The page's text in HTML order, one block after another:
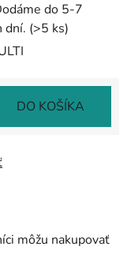
do 5-7
dní. (>5 ks)
DO KOŠÍKA
môžu nakupovať